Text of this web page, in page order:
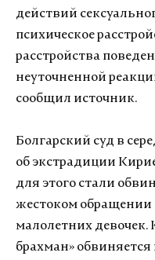
действий
психическое
расстройства
неуточненной
сообщил источник.
Болгарский суд в
об экстрадиции
для этого стали
жестоком
малолетних девочек.
брахман»